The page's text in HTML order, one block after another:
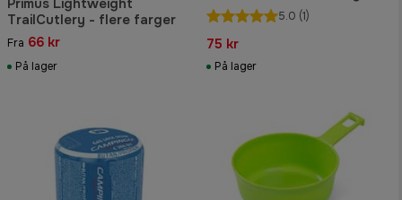
Primus Lightweight
TrailCutlery - flere farger
Fra 66 kr
På lager
5.0 (1)
75 kr
På lager